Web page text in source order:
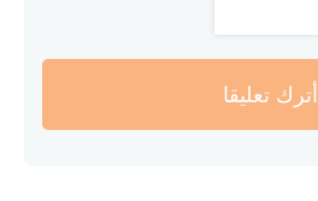
أترك تعليقا